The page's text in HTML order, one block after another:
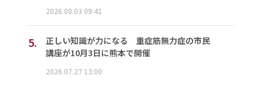
2026.08.03 09:41
5.
正しい知識が力になる 重症筋無力症の市民
講座が10月3日に熊本で開催
2026.07.27 13:00